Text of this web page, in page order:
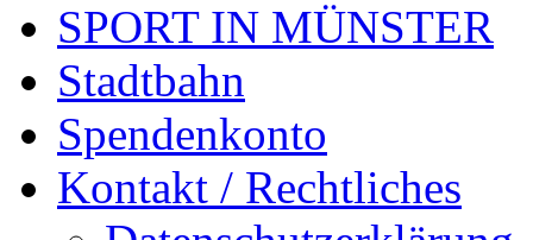
SPORT IN MÜNSTER
Stadtbahn
Spendenkonto
Kontakt / Rechtliches